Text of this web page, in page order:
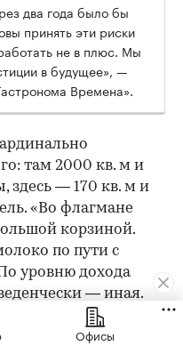
два года было бы
принять эти риски
не в плюс. Мы
в будущее», —
Времена».
там 2000 кв. м и
здесь — 170 кв. м и
«Во флагмане
корзиной.
по пути с
уровню дохода
— иная.
качествоОфисы